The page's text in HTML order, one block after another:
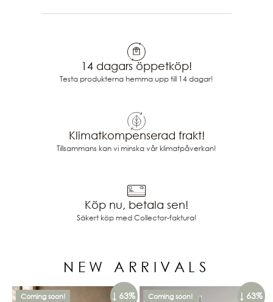
14 dagars öppetköp!
Testa produkterna hemma upp till 14 dagar!
Klimatkompenserad frakt!
Tillsammans kan vi minska vår klimatpåverkan!
Köp nu, betala sen!
Säkert köp med Collector-faktura!
NEW ARRIVALS
Coming soon! ↓ 63% Coming soon! ↓ 63%